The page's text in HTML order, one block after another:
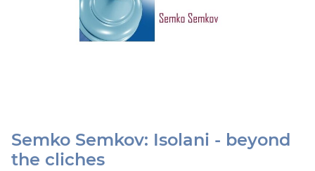
Semko Semkov: Isolani - beyond
the cliches